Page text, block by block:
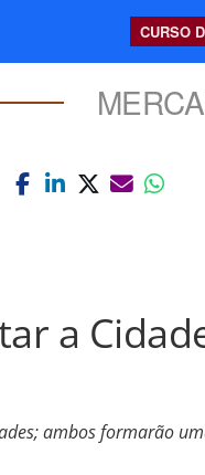
CURSO
a
ambos formarão